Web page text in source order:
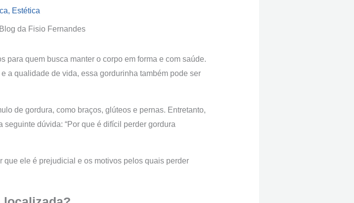
, Estética
para quem busca manter o corpo em forma e com saúde.
a qualidade de vida, essa gordurinha também pode ser
de gordura, como braços, glúteos e pernas. Entretanto,
dúvida: “Por que é difícil perder gordura
que ele é prejudicial e os motivos pelos quais perder